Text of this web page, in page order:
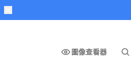
圖像查看器